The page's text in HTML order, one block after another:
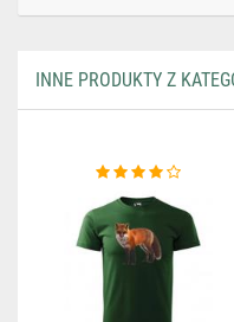
INNE PRODUKTY Z